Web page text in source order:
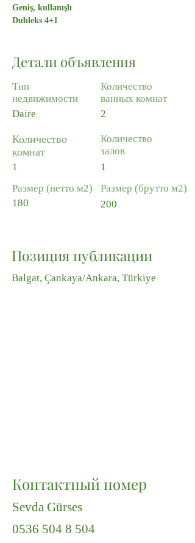
Geniş, kullanışlı
Dubleks 4+1
Детали объявления
Тип
недвижимости
Daire
Количество
комнат
1
Размер (нетто м2)
180
Количество
ванных комнат
2
Количество
залов
1
Размер (брутто м2)
200
Позиция публикации
Balgat, Çankaya/Ankara, Türkiye
Контактный номер
Sevda Gürses
0536 504 8 504